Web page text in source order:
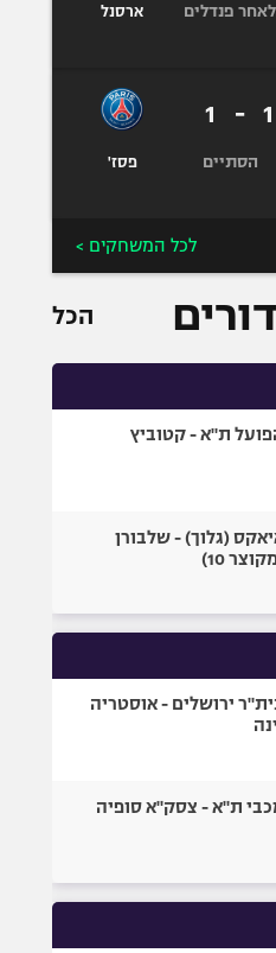
לאחר פנדלים ארסנל
1
-
1
הסתיים פסז'
לכל המשחקים >
הכל
ת"א - קטוביץ
(גלוך) - שלבורן
10)
ירושלים - אוסטריה
ת"א - צסק"א סופיה